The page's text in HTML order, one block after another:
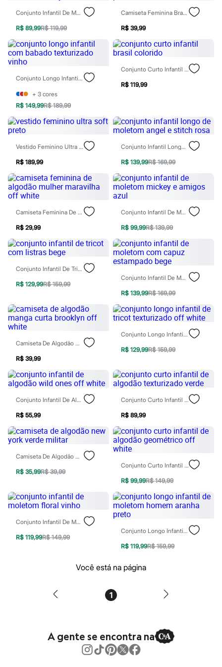
Infantil
Em alta
Arrumadinho para os meninos
Romântico para as meninas
Inverno
Novidades
Roupas menina
0 a 24 meses
4 a 12 anos
10 a 16 anos
0 a 24 meses
1 a 5 anos
10 a 16 anos
Acessórios
Recém-nascido
Bolsas e Mochilas
Chapéus
Calçados
Botas
Chinelos
Rasteirinhas
Sandálias
Tênis
Diversão
Marcas
Baby Club
Fifteen
Moda íntima
Calcinhas
Cuecas
Pijamas
Moda praia
Biquínis e Maiôs
Blusas de proteção
Sungas
Personagens
Bluey
Hello Kitty
Homem Aranha
Minecraft
Naruto
Patrulha Canina
Sonic
Stitch
Perfumes árabes
Novidades
Condicionador
Escovas e Pentes
Finalizadores
Cuidados com o corpo
Protetor solar
Conjunto Infantil De Moletom Liberty Marrom
R$ 89,99R$ 119,99
Camiseta Feminina Brasil Pack Off White
R$ 39,99
Conjunto Longo Infantil Com Babado Texturizado Vinho
+ 3 cores
R$ 149,99R$ 189,99
Conjunto Curto Infantil Brasil Colorido
R$ 119,99
Vestido Feminino Ultra Soft Preto
R$ 189,99
Conjunto Infantil Longo De Moletom Angel E Stitch Rosa
R$ 139,99R$ 169,99
Camiseta Feminina De Algodão Mulher Maravilha Off White
R$ 29,99
Conjunto Infantil De Moletom Mickey E Amigos Azul
R$ 99,99R$ 139,99
Conjunto Infantil De Tricot Com Listras Bege
R$ 129,99R$ 159,99
Conjunto Infantil De Moletom Com Capuz Estampado Bege
R$ 139,99R$ 169,99
Camiseta De Algodão Manga Curta Brooklyn Off White
R$ 39,99
Conjunto Longo Infantil De Tricot Texturizado Off White
R$ 129,99R$ 159,99
Conjunto Infantil De Algodão Wild Ones Off White
R$ 55,99
Conjunto Curto Infantil De Algodão Texturizado Verde
R$ 89,99
Camiseta De Algodão New York Verde Militar
R$ 35,99R$ 39,99
Conjunto Curto Infantil De Algodão Geométrico Off White
R$ 99,99R$ 149,99
Conjunto Infantil De Moletom Floral Vinho
R$ 119,99R$ 149,99
Conjunto Longo Infantil De Moletom Homem Aranha Preto
R$ 119,99R$ 159,99
Você está na página
1
A gente se encontra na